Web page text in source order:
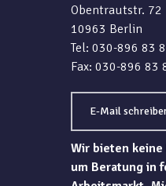
Obentrautstr. 72
10963 Berlin
Tel: 030-896 83
Fax: 030-896 83
E-Mail
Wir bieten
um Beratung in